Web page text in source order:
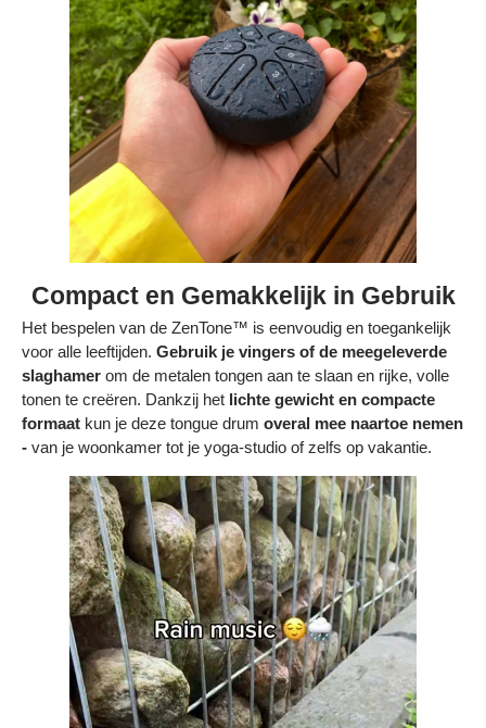
Compact en Gemakkelijk in Gebruik
Het bespelen van de ZenTone™ is eenvoudig en toegankelijk
voor alle leeftijden. Gebruik je vingers of de meegeleverde
slaghamer om de metalen tongen aan te slaan en rijke, volle
tonen te creëren. Dankzij het lichte gewicht en compacte
formaat kun je deze tongue drum overal mee naartoe nemen
- van je woonkamer tot je yoga-studio of zelfs op vakantie.